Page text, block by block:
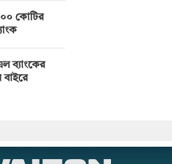
কোটির
ব্যাংকের